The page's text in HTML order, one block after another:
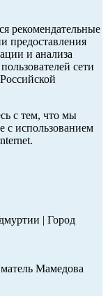
рекомендательные
предоставления
и анализа
сети
с тем, что мы
с использованием
| Город
Мамедова